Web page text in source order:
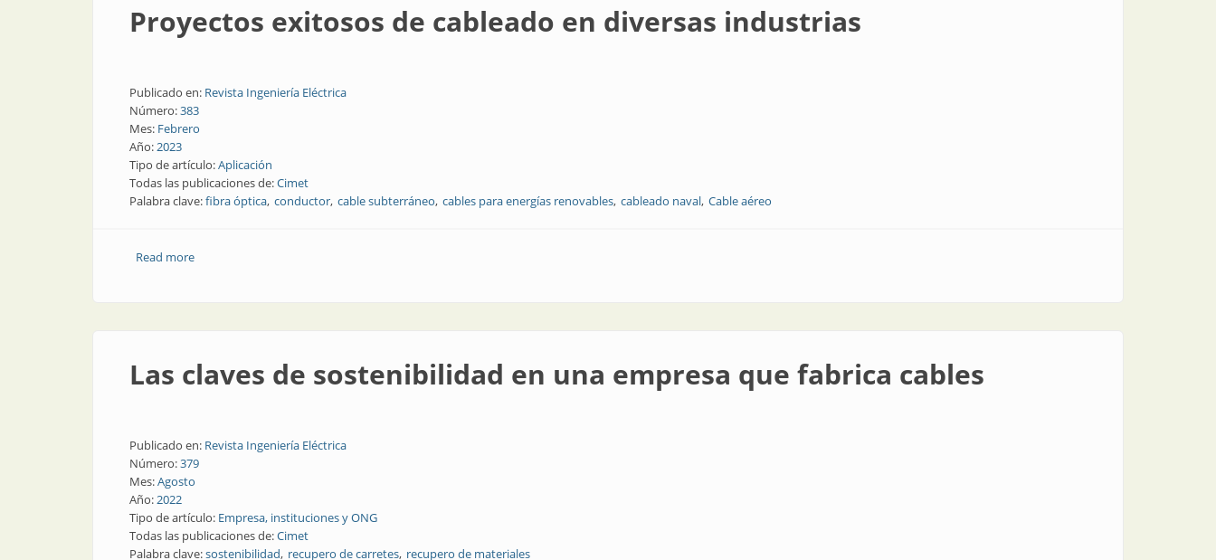
Proyectos exitosos de cableado en diversas industrias
Publicado en: Revista Ingeniería Eléctrica
Número:383
Mes: Febrero
Año:2023
Tipo de artículo:Aplicación
Todas las publicaciones de:Cimet
Palabra clave:fibra óptica conductor cable subterráneo cables para energías renovables cableado naval Cable aéreo
Read moreabout Proyectos exitosos de cableado en diversas industrias
Las claves de sostenibilidad en una empresa que fabrica cables
Publicado en: Revista Ingeniería Eléctrica
Número:379
Mes:Agosto
Año:2022
Tipo de artículo: Empresa, instituciones y ONG
Todas las publicaciones de:Cimet
Palabra clave:sostenibilidad recupero de carretes recupero de materiales